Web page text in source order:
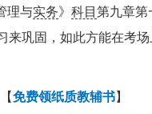
理与实务》 科目 第九章第
来巩固，如此方能在考
免费领纸质教辅书】